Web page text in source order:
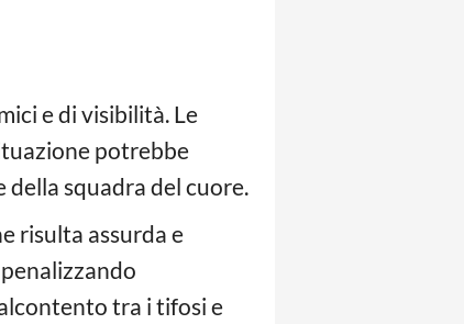
e di visibilità. Le
potrebbe
della squadra del cuore.
risulta assurda e
tra i tifosi e